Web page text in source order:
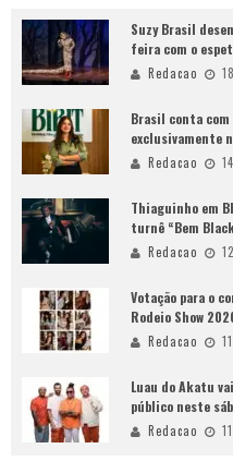
Suzy Brasil
feira com o
Redacao
Brasil conta
exclusivamente
Redacao
Thiaguinho em
turnê “Bem
Redacao
Votação para o
Rodeio Show
Redacao
Luau do Akatu
público neste
Redacao